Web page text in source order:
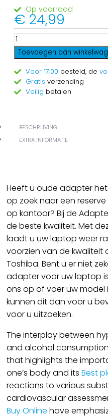
Op voorraad
€ 24,99
Toevoegen aan
Voor 17:00 besteld, de
Gratis verzending
Veilig betalen
BESCHRIJVING
EXTRA INFORMATIE
Heeft u oude adapter
op zoek naar een
op kantoor? Bij de
de beste kwaliteit. Met
laadt u uw laptop weer
voorzien van de kwaliteit
Toshiba. Bent u er niet
adapter voor uw laptop
ons op of voer uw model
kunnen dit dan voor u
voor u uitzoeken.
The interplay between
and alcohol
that highlights the
one’s body and its Best
reactions to various
cardiovascular
Buy Online have